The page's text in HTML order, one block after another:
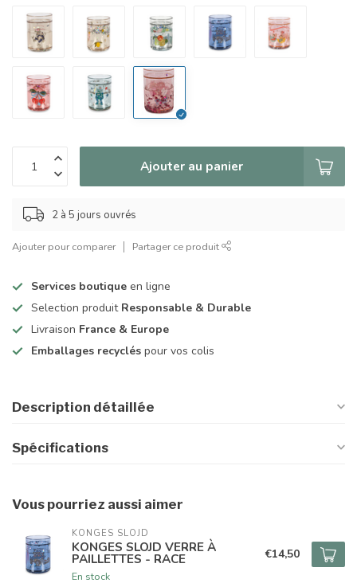
Ajouter au panier
2 à 5 jours ouvrés
Ajouter pour comparer Partager ce produit
Services boutique en ligne
Selection produit Responsable & Durable
Livraison France & Europe
Emballages recyclés pour vos colis
Description détaillée
Spécifications
Vous pourriez aussi aimer
KONGES SLOJD
KONGES SLOJD VERRE À
PAILLETTES - RACE
En stock
€14,50